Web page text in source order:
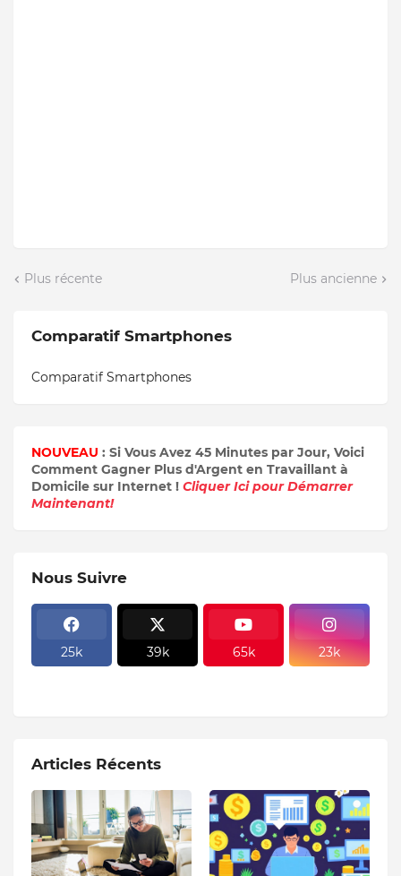
Plus récente Plus ancienne
Comparatif Smartphones
Comparatif Smartphones
NOUVEAU : Si Vous Avez 45 Minutes par Jour, Voici
Comment Gagner Plus d'Argent en Travaillant à
Domicile sur Internet ! Cliquer Ici pour Démarrer
Maintenant!
Nous Suivre
25k 39k 65k 23k
Articles Récents